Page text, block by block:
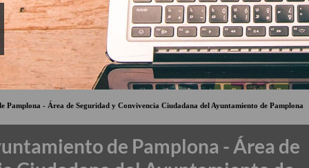
Pamplona - Área de Seguridad y Convivencia Ciudadana del Ayuntamiento de Pamplona
de Pamplona - Área de